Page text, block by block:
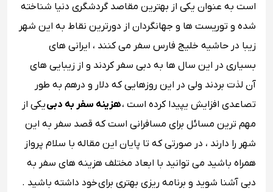
است به عنوان یکی از بهترین مقاصد گردشگری دنیا شناخته
شده و توریست ها و جهانگردان از دورترین نقاط به این شهر
زیبا در حاشیه خلیج فارس سفر می کنند ، ایرانی های
بسیاری در این سال ها به دبی سفر کردند و از زیبایی های
آن لذت بردند ولی در این روزهایی که دلار و درهم به طور
تصاعدی افزایش یپیدا کرده است ،هزینه سفر به دبییکی از
مهم ترین مسائل برای مسافرانی است که قصد سفر به این
شهر را دارند ، در صورتی که تا پایان این مقاله با سلام پرواز
همراه باشید می توانید با ابعاد مختلف هزینه های سفر به
دبی آشنا شوید و برنامه ریزی بهتری برای خود داشته باشید .